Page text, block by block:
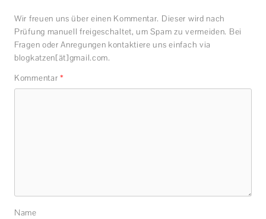
Wir freuen uns über einen Kommentar. Dieser wird nach
Prüfung manuell freigeschaltet, um Spam zu vermeiden. Bei
Fragen oder Anregungen kontaktiere uns einfach via
blogkatzen[ät]gmail.com.
Kommentar *
Name